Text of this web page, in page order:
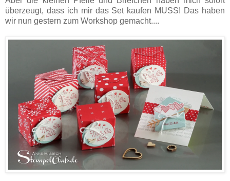
überzeugt, dass ich mir das Set kaufen MUSS! Das haben
wir nun gestern zum Workshop gemacht....